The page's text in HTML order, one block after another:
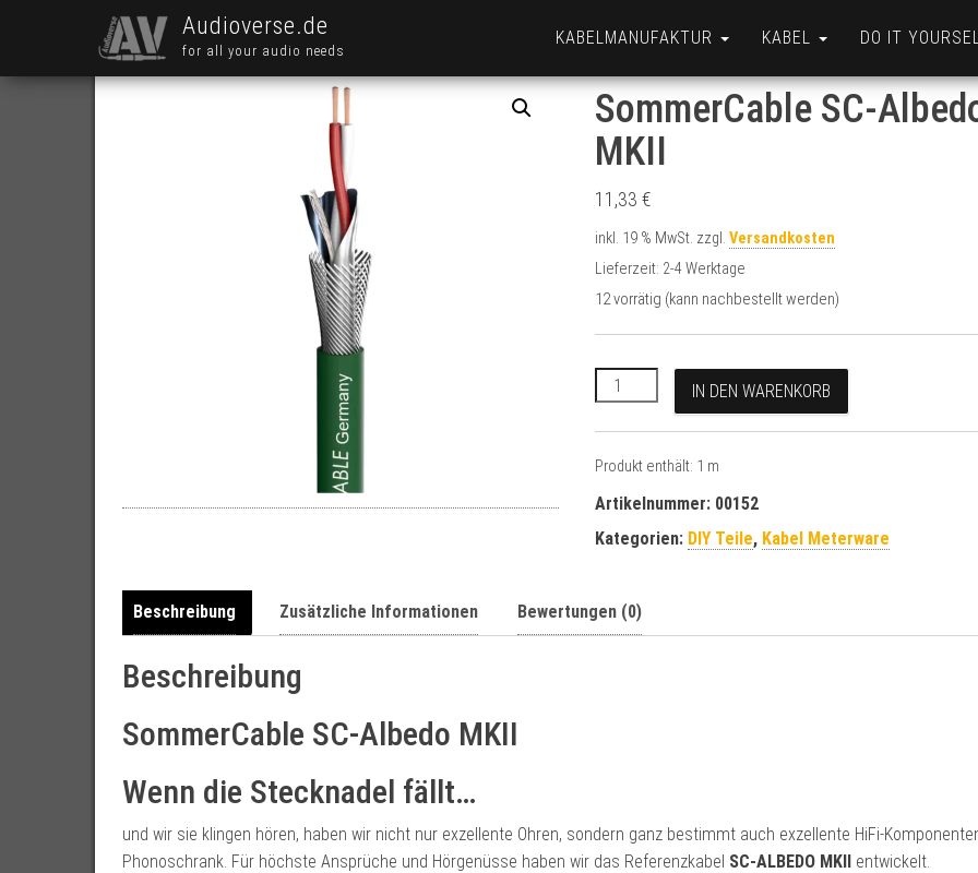
Audioverse.de
for all your audio needs
KABELMANUFAKTUR KABEL DO IT
SommerCable SC-
MKII
11,33 €
inkl. 19 % MwSt. zzgl. Versandkosten
Lieferzeit: 2-4 Werktage
12 vorrätig (kann nachbestellt werden)
SommerCable SC-Albedo MKII Menge
IN DEN WARENKORB
t
a
Produkt enthält: 1 m
Artikelnummer: 00152
Kategorien: DIY Teile, Kabel Meterware
Beschreibung Zusätzliche Informationen Bewertungen (0)
Beschreibung
SommerCable SC-Albedo MKII
Wenn die Stecknadel fällt…
und wir sie klingen hören, haben wir nicht nur exzellente Ohren, sondern ganz bestimmt auch exzellente HiFi-
Phonoschrank. Für höchste Ansprüche und Hörgenüsse haben wir das Referenzkabel SC-ALBEDO MKII entwickelt.